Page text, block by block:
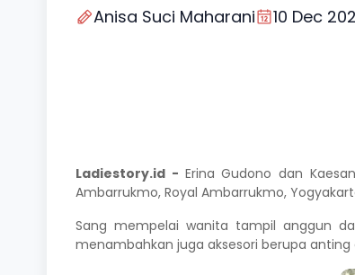
Anisa Suci Maharani 10 Dec
Ladiestory.id - Erina Gudonodan
Ambarrukmo, Royal Ambarrukmo,
Sang mempelai wanita tampil anggun
menambahkan juga aksesori berupa anting